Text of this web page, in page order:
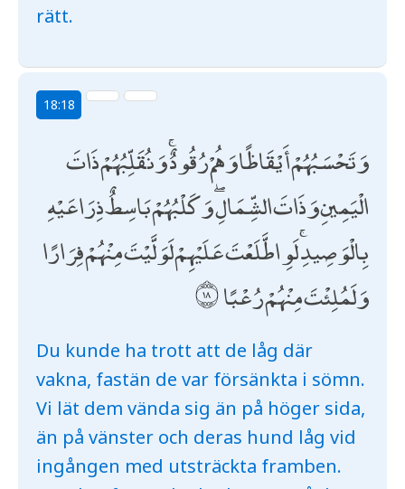
rätt.
18:18
وَتَحْسَبُهُمْ أَيْقَاظًا وَهُمْ رُقُودٌ ۚ وَنُقَلِّبُهُمْ ذَاتَ
الْيَمِينِ وَذَاتَ الشِّمَالِ ۖ وَكَلْبُهُمْ بَاسِطٌ ذِرَاعَيْهِ
بِالْوَصِيدِ ۚ لَوِ اطَّلَعْتَ عَلَيْهِمْ لَوَلَّيْتَ مِنْهُمْ فِرَارًا
وَلَمُلِئْتَ مِنْهُمْ رُعْبًا
Du kunde ha trott att de låg där
vakna, fastän de var försänkta i sömn.
Vi lät dem vända sig än på höger sida,
än på vänster och deras hund låg vid
ingången med utsträckta framben.